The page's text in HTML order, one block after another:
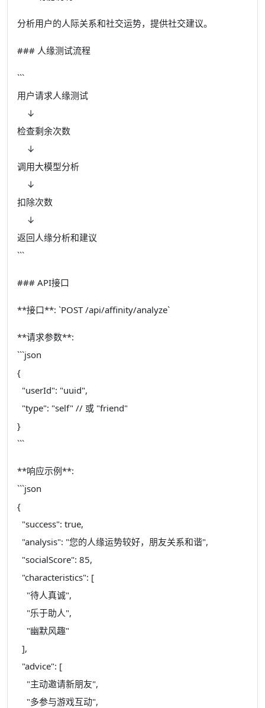
分析用户的人际关系和社交运势，提供社交建议。
### 人缘测试流程
```
用户请求人缘测试
↓
检查剩余次数
↓
调用大模型分析
↓
扣除次数
↓
返回人缘分析和建议
```
### API接口
**接口**: `POST /api/affinity/analyze`
**请求参数**:
```json
{
"userId": "uuid",
"type": "self" // 或 "friend"
}
```
**响应示例**:
```json
{
"success": true,
"analysis": "您的人缘运势较好，朋友关系和谐",
"socialScore": 85,
"characteristics": [
"待人真诚",
"乐于助人",
"幽默风趣"
],
"advice": [
"主动邀请新朋友",
"多参与游戏互动",